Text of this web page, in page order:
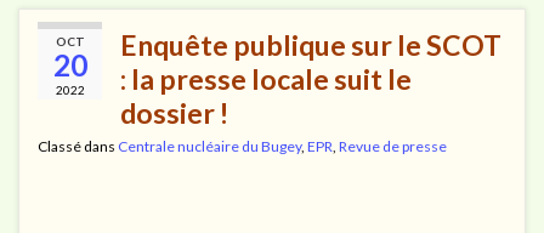
OCT
20
2022
Enquête publique sur le SCOT
: la presse locale suit le
dossier !
Classé dans Centrale nucléaire du Bugey, EPR Revue de presse